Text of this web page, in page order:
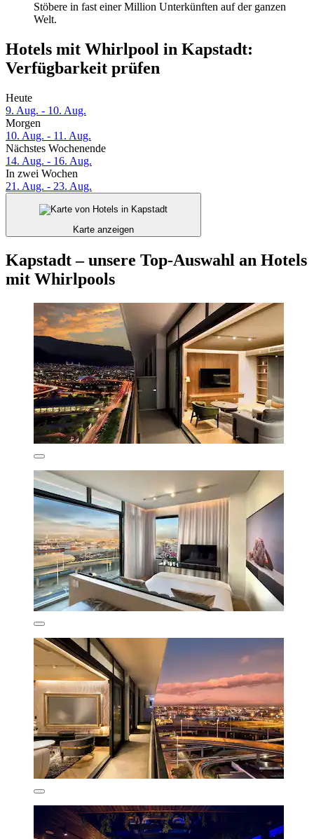
Stöbere in fast einer Million Unterkünften auf der ganzen
Welt.
Hotels mit Whirlpool in Kapstadt:
Verfügbarkeit prüfen
Heute
9. Aug. - 10. Aug.
Morgen
10. Aug. - 11. Aug.
Nächstes Wochenende
14. Aug. - 16. Aug.
In zwei Wochen
21. Aug. - 23. Aug.
Karte anzeigen
Kapstadt – unsere Top-Auswahl an Hotels
mit Whirlpools